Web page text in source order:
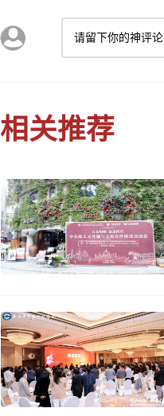
请留下你的神评论
相关推荐